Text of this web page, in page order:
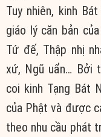
Tuy nhiên, kinh
giáo lý căn bản
Tứ đế, Thập nhị
xứ, Ngũ uẩn… Bởi
coi kinh Tạng Bát
của Phật và được
theo nhu cầu phát